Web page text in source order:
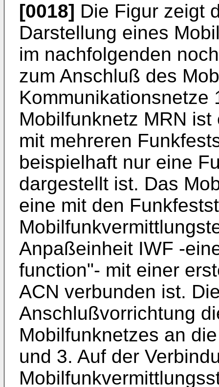
[0018] Die Figur zeigt
Darstellung eines
im nachfolgenden
zum Anschluß des
Kommunikationsnetze
Mobilfunknetz MRN
mit mehreren
beispielhaft nur eine
dargestellt ist. Das
eine mit den
Anpaßeinheit IWF -
function"- mit einer
ACN verbunden ist.
Anschlußvorrichtung
Mobilfunknetzes an
und 3. Auf der